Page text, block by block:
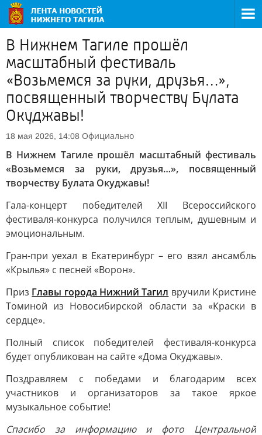
В Нижнем Тагиле прошёл
масштабный фестиваль
«Возьмемся за руки, друзья…»,
посвященный творчеству Булата
Окуджавы!
18 мая 2026, 14:08 Официально
В Нижнем Тагиле прошёл масштабный фестиваль
«Возьмемся за руки, друзья…», посвященный
творчеству Булата Окуджавы!
Гала-концерт победителей XII Всероссийского
фестиваля-конкурса получился теплым, душевным и
эмоциональным.
Гран-при уехал в Екатеринбург – его взял ансамбль
«Крылья» с песней «Ворон».
Приз Главы города Нижний Тагил вручили Кристине
Томиной из Новосибирской области за «Краски в
сердце».
Полный список победителей фестиваля-конкурса
будет опубликован на сайте «Дома Окуджавы».
Поздравляем с победами и благодарим всех
участников и организаторов за такое яркое
музыкальное событие!
Спасибо за информацию и фото Центральной